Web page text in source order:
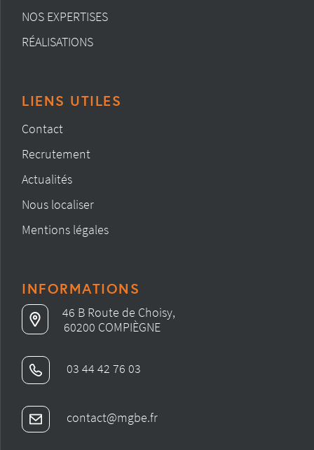
NOS EXPERTISES
RÉALISATIONS
LIENS UTILES
Contact
Recrutement
Actualités
Nous localiser
Mentions légales
INFORMATIONS
46 B Route de Choisy,
60200 COMPIÈGNE
03 44 42 76 03
contact@mgbe.fr